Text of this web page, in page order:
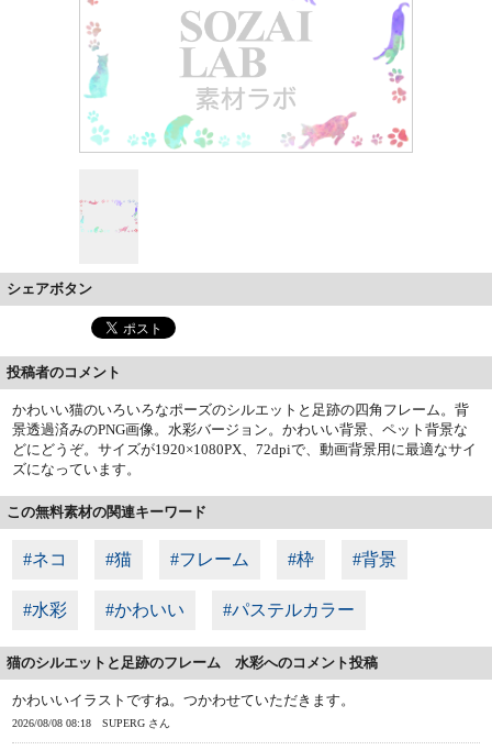
シェアボタン
投稿者のコメント
かわいい猫のいろいろなポーズのシルエットと足跡の四角フレーム。背
景透過済みのPNG画像。水彩バージョン。かわいい背景、ペット背景な
どにどうぞ。サイズが1920×1080PX、72dpiで、動画背景用に最適なサイ
ズになっています。
この無料素材の関連キーワード
#ネコ #猫 #フレーム #枠 #背景
#水彩 #かわいい #パステルカラー
猫のシルエットと足跡のフレーム 水彩へのコメント投稿
かわいいイラストですね。つかわせていただきます。
2026/08/08 08:18 SUPERG さん